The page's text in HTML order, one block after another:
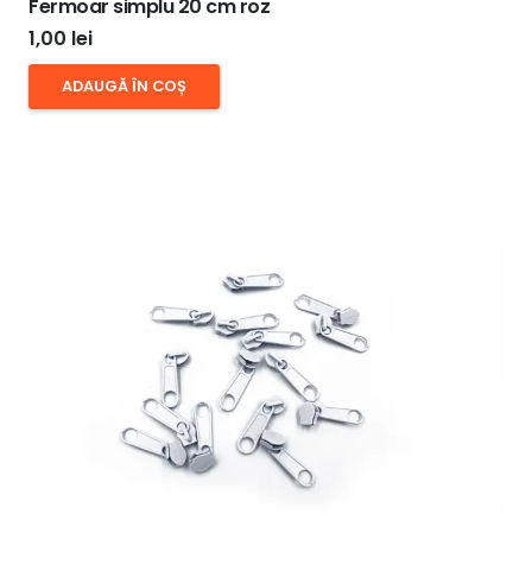
Fermoar simplu 20 cm roz
1,00 lei
ADAUGĂ ÎN COȘ